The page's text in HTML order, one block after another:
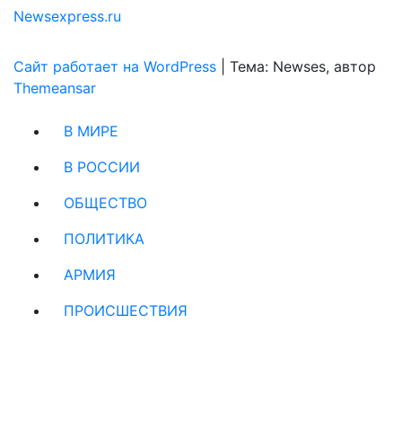
Newsexpress.ru
Сайт работает на WordPress
Тема: Newses, автор
Themeansar
В МИРЕ
В РОССИИ
ОБЩЕСТВО
ПОЛИТИКА
АРМИЯ
ПРОИСШЕСТВИЯ